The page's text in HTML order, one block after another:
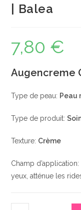
| Balea
7,80 €
Augencreme
Type de peau: Peau
Type de produit:
Texture: Crème
Champ
yeux, atténue les